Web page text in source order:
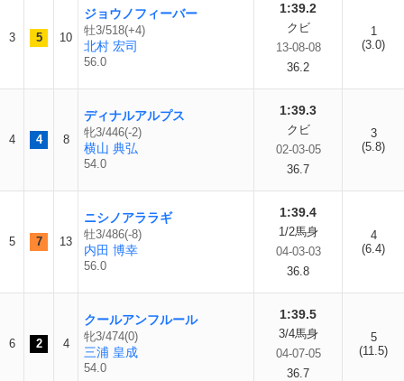
3 5 10
ジョウノフィーバー
牡3/518(+4)
北村 宏司
56.0
1:39.2
クビ
13-08-08
36.2
1
(3.0)
4 4 8
ディナルアルプス
牝3/446(-2)
横山 典弘
54.0
1:39.3
クビ
02-03-05
36.7
3
(5.8)
5 7 13
ニシノアララギ
牡3/486(-8)
内田 博幸
56.0
1:39.4
1/2馬身
04-03-03
36.8
4
(6.4)
6 2 4
クールアンフルール
牝3/474(0)
三浦 皇成
54.0
1:39.5
3/4馬身
04-07-05
36.7
5
(11.5)